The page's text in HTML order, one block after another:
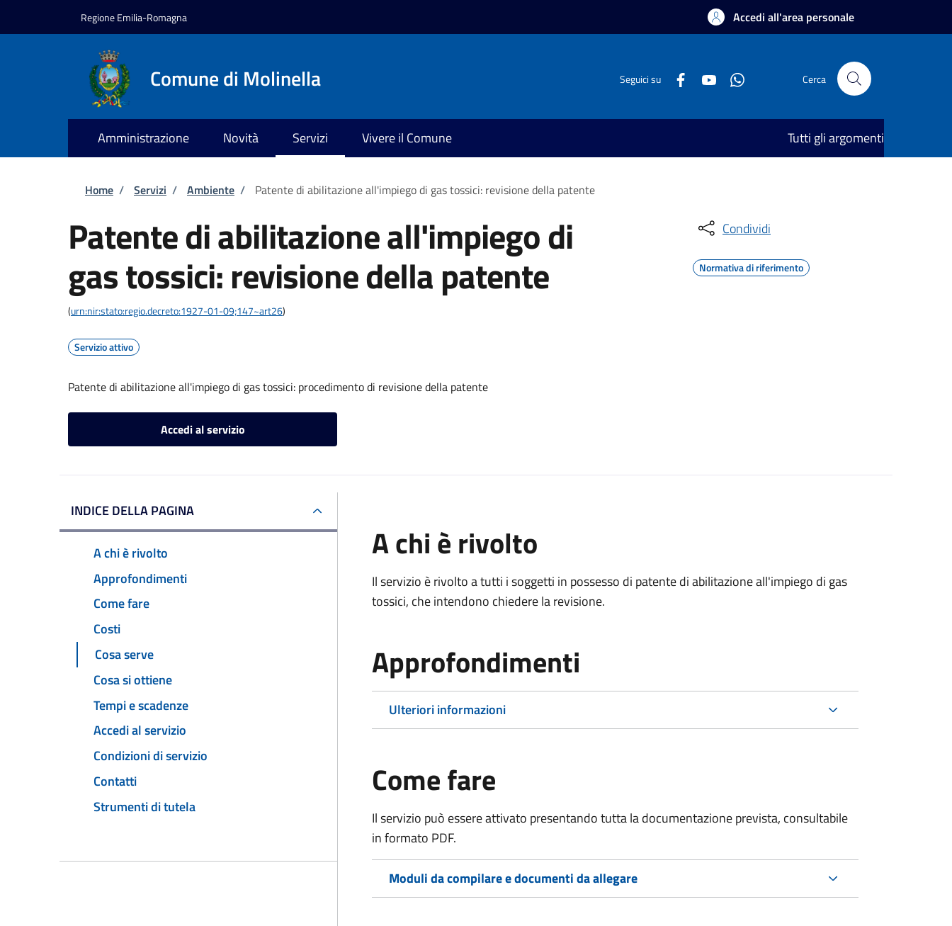
Regione Emilia-Romagna Accedi all'area personale
Comune di Molinella Seguici su Cerca
Amministrazione Novità Servizi Vivere il Comune Tutti gli argomenti
Briciole di pane
Home / Servizi / Ambiente / Patente di abilitazione all'impiego di gas tossici: revisione della patente
Patente di abilitazione all'impiego di
gas tossici: revisione della patente
(urn:nir:stato:regio.decreto:1927-01-09;147~art26)
Servizio attivo
Patente di abilitazione all'impiego di gas tossici: procedimento di revisione della patente
Accedi al servizio
Condividi
Normativa di riferimento
INDICE DELLA PAGINA
A chi è rivolto
Approfondimenti
Come fare
Costi
Cosa serve
Cosa si ottiene
Tempi e scadenze
Accedi al servizio
Condizioni di servizio
Contatti
Strumenti di tutela
A chi è rivolto
Il servizio è rivolto a tutti i soggetti in possesso di patente di abilitazione all'impiego di gas
tossici, che intendono chiedere la revisione.
Approfondimenti
Ulteriori informazioni
Come fare
Il servizio può essere attivato presentando tutta la documentazione prevista, consultabile
in formato PDF.
Moduli da compilare e documenti da allegare